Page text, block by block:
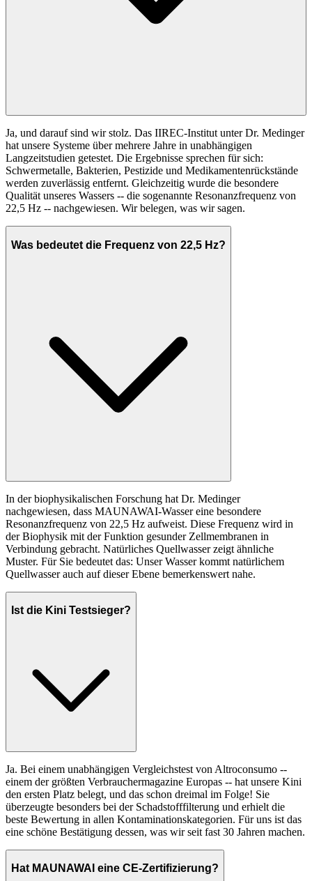
Ja, und darauf sind wir stolz. Das IIREC-Institut unter Dr. Medinger
hat unsere Systeme über mehrere Jahre in unabhängigen
Langzeitstudien getestet. Die Ergebnisse sprechen für sich:
Schwermetalle, Bakterien, Pestizide und Medikamentenrückstände
werden zuverlässig entfernt. Gleichzeitig wurde die besondere
Qualität unseres Wassers -- die sogenannte Resonanzfrequenz von
22,5 Hz -- nachgewiesen. Wir belegen, was wir sagen.
Was bedeutet die Frequenz von 22,5 Hz?
In der biophysikalischen Forschung hat Dr. Medinger
nachgewiesen, dass MAUNAWAI-Wasser eine besondere
Resonanzfrequenz von 22,5 Hz aufweist. Diese Frequenz wird in
der Biophysik mit der Funktion gesunder Zellmembranen in
Verbindung gebracht. Natürliches Quellwasser zeigt ähnliche
Muster. Für Sie bedeutet das: Unser Wasser kommt natürlichem
Quellwasser auch auf dieser Ebene bemerkenswert nahe.
Ist die Kini Testsieger?
Ja. Bei einem unabhängigen Vergleichstest von Altroconsumo --
einem der größten Verbrauchermagazine Europas -- hat unsere Kini
den ersten Platz belegt, und das schon dreimal im Folge! Sie
überzeugte besonders bei der Schadstofffilterung und erhielt die
beste Bewertung in allen Kontaminationskategorien. Für uns ist das
eine schöne Bestätigung dessen, was wir seit fast 30 Jahren machen.
Hat MAUNAWAI eine CE-Zertifizierung?